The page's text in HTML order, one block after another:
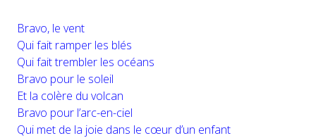
Bravo, le vent
Qui fait ramper les blés
Qui fait trembler les océans
Bravo pour le soleil
Et la colère du volcan
Bravo pour l’arc-en-ciel
Qui met de la joie dans le cœur d’un enfant